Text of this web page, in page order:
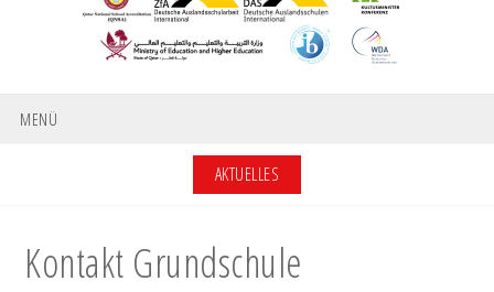
MENÜ
AKTUELLES
Kontakt Grundschule